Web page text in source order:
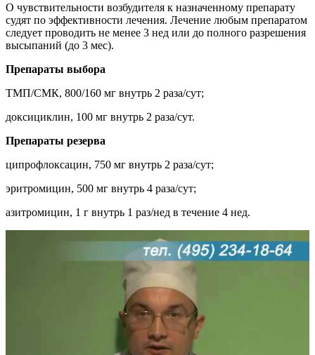
О чувствительности возбудителя к назначенному препарату
судят по эффективности лечения. Лечение любым препаратом
следует проводить не менее 3 нед или до полного разрешения
высыпаний (до 3 мес).
Препараты выбора
ТМП/СМК, 800/160 мг внутрь 2 раза/сут;
доксициклин, 100 мг внутрь 2 раза/сут.
Препараты резерва
ципрофлоксацин, 750 мг внутрь 2 раза/сут;
эритромицин, 500 мг внутрь 4 раза/сут;
азитромицин, 1 г внутрь 1 раз/нед в течение 4 нед.